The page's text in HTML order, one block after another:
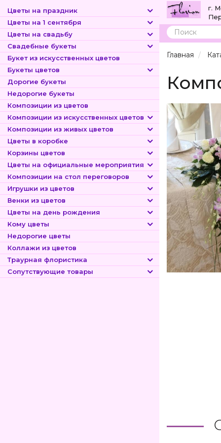
Цветы на праздник
Цветы на 1 сентября
Цветы на свадьбу
Свадебные букеты
Букет из искусственных цветов
Букеты цветов
Дорогие букеты
Недорогие букеты
Композиции из цветов
Композиции из искусственных цветов
Композиции из живых цветов
Цветы в коробке
Корзины цветов
Цветы на официальные мероприятия
Композиции на стол переговоров
Игрушки из цветов
Венки из цветов
Цветы на день рождения
Кому цветы
Недорогие цветы
Коллажи из цветов
Траурная флористика
Сопутствующие товары
г.
Поиск
Главная